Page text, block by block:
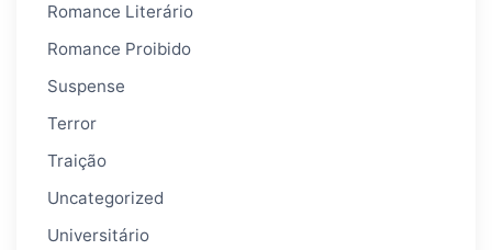
Romance Literário
Romance Proibido
Suspense
Terror
Traição
Uncategorized
Universitário